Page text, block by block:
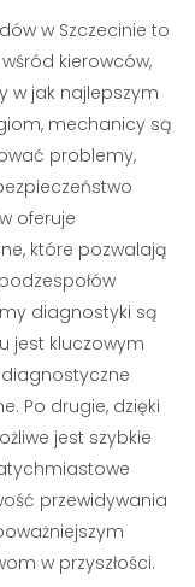
w Szczecinie to
kierowców,
w jak najlepszym
mechanicy są
problemy,
oferuje
które pozwalają
diagnostyki są
jest kluczowym
Po drugie, dzięki
jest szybkie
przewidywania
w przyszłości.